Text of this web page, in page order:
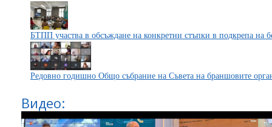
БТПП участва в обсъждане на конкретни стъпки в подкрепа на
Редовно годишно Общо събрание на Съвета на браншовите
Видео: